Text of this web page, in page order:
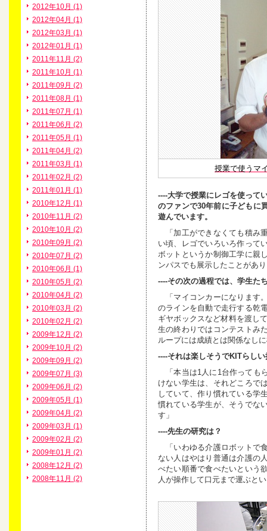
2012年10月 (1)
2012年04月 (1)
2012年03月 (1)
2012年01月 (1)
2011年11月 (2)
2011年10月 (1)
2011年09月 (2)
2011年08月 (1)
2011年07月 (1)
2011年06月 (2)
2011年05月 (1)
2011年04月 (2)
2011年03月 (1)
2011年02月 (2)
2011年01月 (1)
2010年12月 (1)
2010年11月 (2)
2010年10月 (2)
2010年09月 (2)
2010年07月 (2)
2010年06月 (1)
2010年05月 (2)
2010年04月 (2)
2010年03月 (2)
2010年02月 (2)
2009年12月 (2)
2009年10月 (2)
2009年09月 (2)
2009年07月 (3)
2009年06月 (2)
2009年05月 (1)
2009年04月 (2)
2009年03月 (1)
2009年02月 (2)
2009年01月 (2)
2008年12月 (2)
2008年11月 (2)
授業で使うマ
----大学で授業にレゴを使って
のファンで30年前に子どもに
遊んでいます。
「加工ができなくても積み
い頃、レゴでいろいろ作って
ボットというか制御工学に親
ンパスでも展示したことがあ
----その次の過程では、学生た
「マイコンカーになります
のラインを自動で走行する乾
ギヤボックスなど材料を渡し
生の終わりではコンテストみ
ループには成績とは関係なし
----それは楽しそうでKITらし
「本当は1人に1台作っても
けない学生は、それどころで
していて、作り慣れている学
慣れている学生が、そうでな
す」
----先生の研究は？
「いわゆる介護ロボットで
ない人はやはり普通は介護の
べたい順番で食べたいという
人が操作して口元まで運ぶと